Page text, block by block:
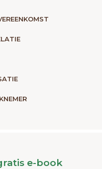
e-book